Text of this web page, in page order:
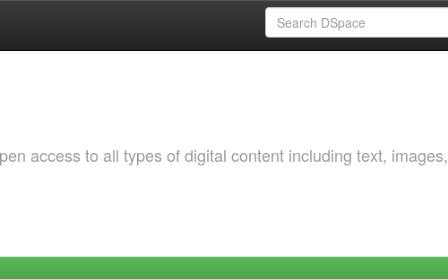
access to all types of digital content including text, images,